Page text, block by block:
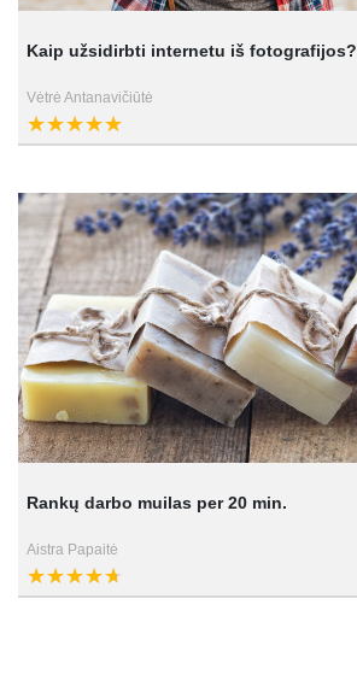
Kaip užsidirbti internetu iš fotografijos?
Vėtrė Antanavičiūtė
Rankų darbo muilas per 20 min.
Aistra Papaitė